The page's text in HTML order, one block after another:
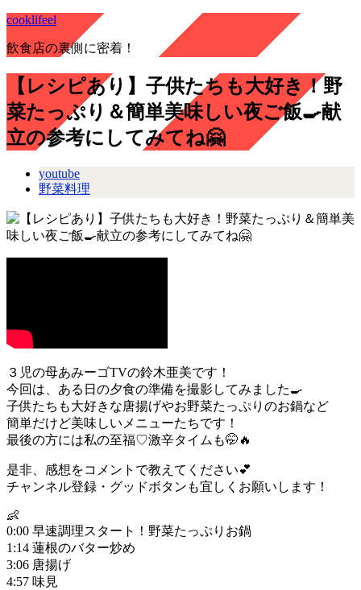
cooklifeel
飲食店の裏側に密着！
【レシピあり】子供たちも大好き！野
菜たっぷり＆簡単美味しい夜ご飯🍳献
立の参考にしてみてね🤗
youtube
野菜料理
３児の母あみーゴTVの鈴木亜美です！
今回は、ある日の夕食の準備を撮影してみました🍳
子供たちも大好きな唐揚げやお野菜たっぷりのお鍋など
簡単だけど美味しいメニューたちです！
最後の方には私の至福♡激辛タイムも🤭🔥
是非、感想をコメントで教えてください💕
チャンネル登録・グッドボタンも宜しくお願いします！
👶
0:00 早速調理スタート！野菜たっぷりお鍋
1:14 蓮根のバター炒め
3:06 唐揚げ
4:57 味見